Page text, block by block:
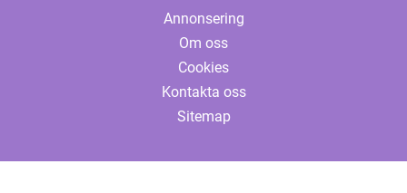
Annonsering
Om oss
Cookies
Kontakta oss
Sitemap